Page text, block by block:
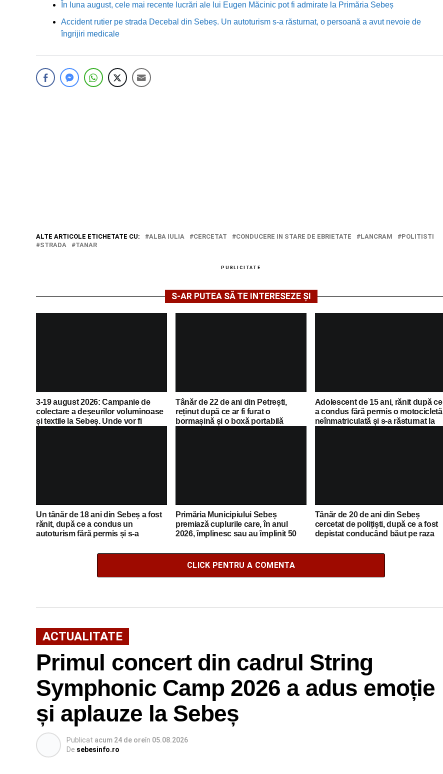
În luna august, cele mai recente lucrări ale lui Eugen Măcinic pot fi admirate la Primăria Sebeș
Accident rutier pe strada Decebal din Sebeș. Un autoturism s-a răsturnat, o persoană a avut nevoie de
îngrijiri medicale
ALTE ARTICOLE ETICHETATE CU: ALBA IULIA CERCETAT CONDUCERE IN STARE DE EBRIETATE LANCRAM
POLITISTI
STRADA
TANAR
PUBLICITATE
S-AR PUTEA SĂ TE INTERESEZE ȘI
3-19 august 2026: Campanie de
colectare a deșeurilor voluminoase
și textile la Sebeș. Unde vor fi
Tânăr de 22 de ani din Petrești,
reținut după ce ar fi furat o
bormașină și o boxă portabilă
Adolescent de 15 ani, rănit după ce
a condus fără permis o motocicletă
neînmatriculată și s-a răsturnat la
Un tânăr de 18 ani din Sebeș a fost
rănit, după ce a condus un
autoturism fără permis și s-a
Primăria Municipiului Sebeș
premiază cuplurile care, în anul
2026, împlinesc sau au împlinit 50
Tânăr de 20 de ani din Sebeș
cercetat de polițiști, după ce a fost
depistat conducând băut pe raza
CLICK PENTRU A COMENTA
ACTUALITATE
Primul concert din cadrul String
Symphonic Camp 2026 a adus emoție
și aplauze la Sebeș
Publicat acum 24 de oreîn 05.08.2026
De sebesinfo.ro